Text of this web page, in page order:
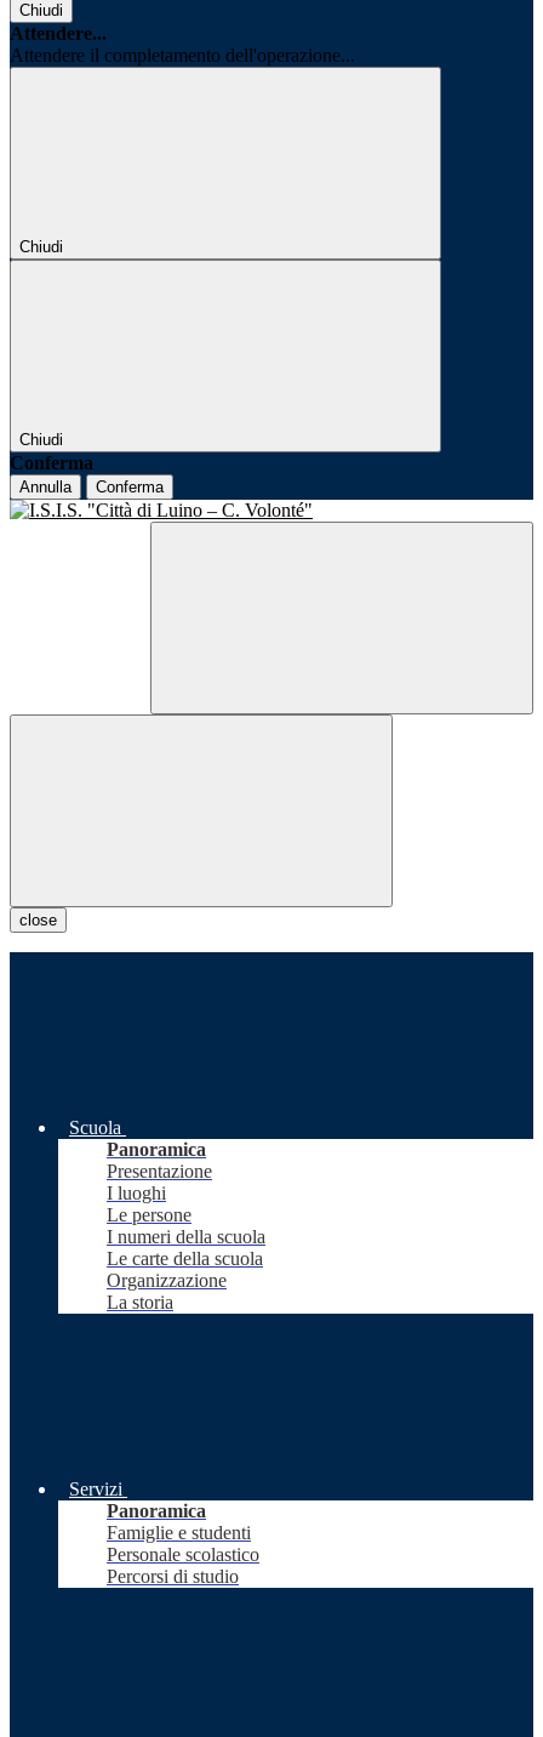
Chiudi
Attendere...
Attendere il completamento dell'operazione...
Chiudi
Chiudi
Conferma
Annulla Conferma
close
Scuola
Panoramica
Presentazione
I luoghi
Le persone
I numeri della scuola
Le carte della scuola
Organizzazione
La storia
Servizi
Panoramica
Famiglie e studenti
Personale scolastico
Percorsi di studio